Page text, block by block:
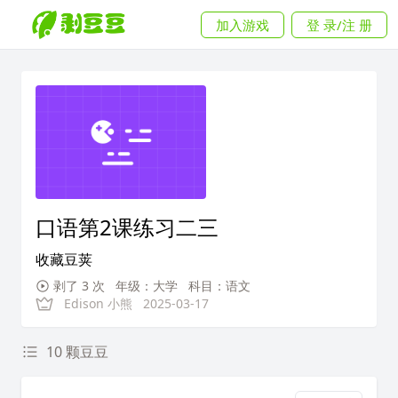
加入游戏 登 录/注 册
口语第2课练习二三
收藏豆荚
剥了 3 次 年级：大学
科目：语文
Edison 小熊
2025-03-17
10 颗豆豆